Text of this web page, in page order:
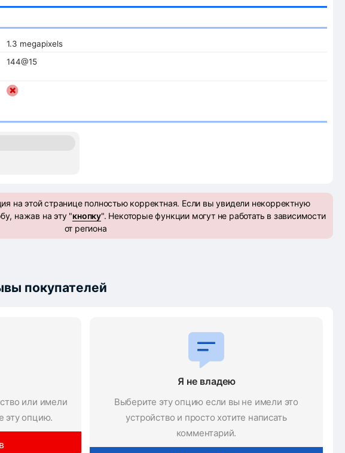
1.3 megapixels
144@15
на этой странице полностью корректная. Если вы увидели некорректную
нажав на эту "кнопку". Некоторые функции могут не работать в зависимости
от региона
покупателей
или имели
эту опцию.
Я не владею
Выберите эту опцию если вы не имели это
устройство и просто хотите написать
комментарий.